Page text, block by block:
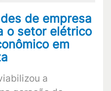
de empresa
o setor elétrico
em
a